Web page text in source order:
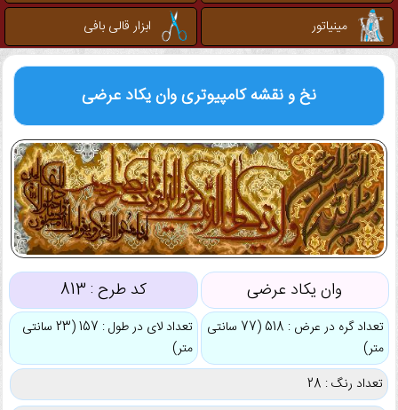
مینیاتور
ابزار قالی بافی
نخ و نقشه کامپیوتریوان یکاد عرضی
وان یکاد عرضی کد طرح : 813
تعداد گره در عرض : 518 (77 سانتی
متر)
تعداد لای در طول : 157 (23 سانتی
متر)
تعداد رنگ : 28